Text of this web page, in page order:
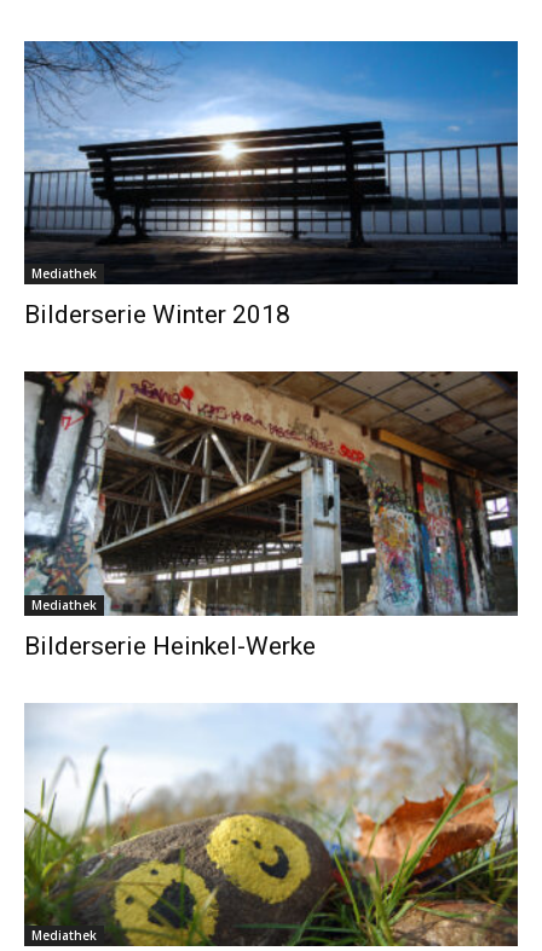
Mediathek
Bilderserie Winter 2018
Mediathek
Bilderserie Heinkel-Werke
Mediathek